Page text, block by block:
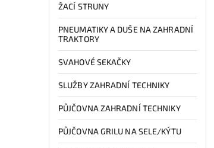
ŽACÍ STRUNY
PNEUMATIKY A DUŠE NA ZAHRADNÍ
TRAKTORY
SVAHOVÉ SEKAČKY
SLUŽBY ZAHRADNÍ TECHNIKY
PŮJČOVNA ZAHRADNÍ TECHNIKY
PŮJČOVNA GRILU NA SELE/KÝTU